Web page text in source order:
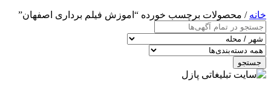
خانه / محصولات برچسب خورده “اموزش فیلم برداری اصفهان”
جستجو